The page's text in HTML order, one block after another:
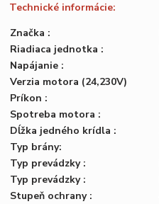
Technické informácie:
Značka :
Riadiaca jednotka :
Napájanie :
Verzia motora (24,230V)
Príkon :
Spotreba motora :
Dĺžka jedného krídla :
Typ brány:
Typ prevádzky :
Typ prevádzky :
Stupeň ochrany :